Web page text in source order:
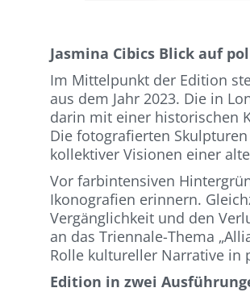
Jasmina Cibics Blick auf
Im Mittelpunkt der Edition
aus dem Jahr 2023. Die in
darin mit einer historischen
Die fotografierten
kollektiver Visionen einer
Vor farbintensiven
Ikonografien erinnern.
Vergänglichkeit und den
an das Triennale-Thema
Rolle kultureller Narrative in
Edition in zwei